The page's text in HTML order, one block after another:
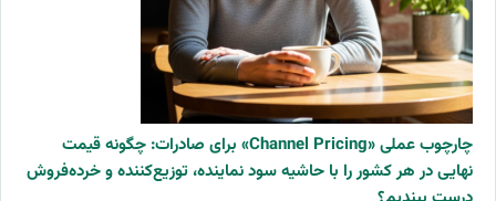
چارچوب عملی «Channel Pricing» برای صادرات: چگونه قیمت
نهایی در هر کشور را با حاشیه سود نماینده، توزیع‌کننده و خرده‌فروش